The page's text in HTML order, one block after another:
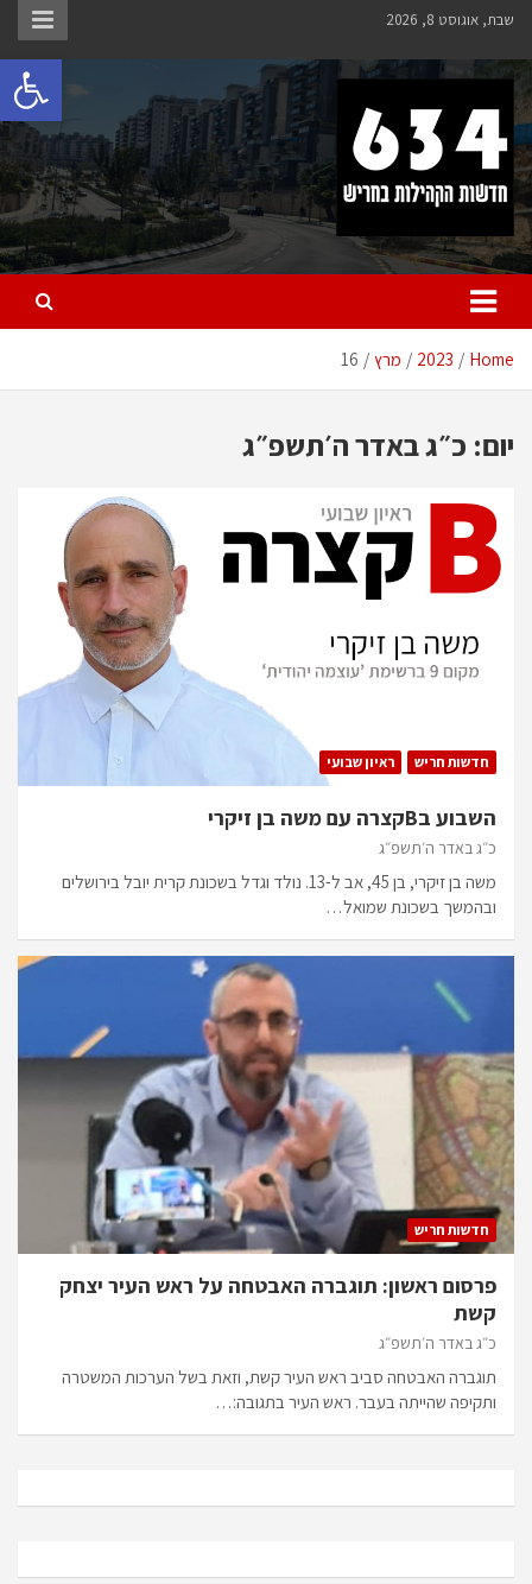
Skip
content
שבת, אוגוסט 8, 2026
חריש 634
חדשות הקהילות בחריש
Home
2023 מרץ 16
יום: כ״ג באדר ה׳תשפ״ג
חדשות חריש ראיון שבועי
השבוע בBקצרה עם משה בן זיקרי
כ״ג באדר ה׳תשפ״ג
משה בן זיקרי, בן 45, אב ל-13. נולד וגדל בשכונת קרית יובל בירושלים
ובהמשך בשכונת שמואל…
חדשות חריש
פרסום ראשון: תוגברה האבטחה על ראש העיר יצחק
קשת
כ״ג באדר ה׳תשפ״ג
תוגברה האבטחה סביב ראש העיר קשת, וזאת בשל הערכות המשטרה
ותקיפה שהייתה בעבר. ראש העיר בתגובה:…